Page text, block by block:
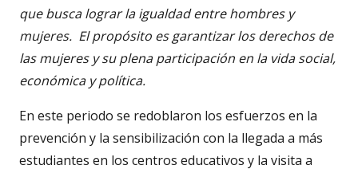
que busca lograr la igualdad entre hombres y
mujeres. El propósito es garantizar los derechos de
las mujeres y su plena participación en la vida social,
económica y política.
En este periodo se redoblaron los esfuerzos en la
prevención y la sensibilización con la llegada a más
estudiantes en los centros educativos y la visita a